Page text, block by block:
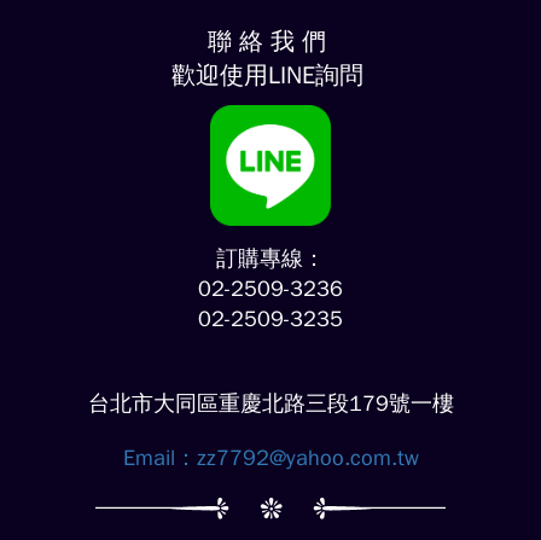
聯 絡 我 們
歡迎使用LINE詢問
訂購專線：
02-2509-3236
02-2509-3235
台北市大同區重慶北路三段179號一樓
Email： zz7792@yahoo.com.tw